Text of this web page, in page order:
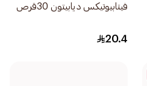
فيتابيوتيكس ديابيتون 30قرص
20.4